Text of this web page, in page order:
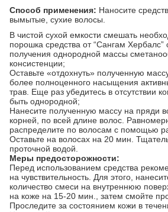
Способ применения: Наносите
вымытые, сухие волосы.
В чистой сухой емкости смешать
порошка средства от “Сангам Хербалс”
получения однородной массы
консистенции;
Оставьте «отдохнуть» полученную
более полноценного насыщения
трав. Еще раз убедитесь в отсутствии
быть однородной;
Нанесите полученную массу на пряди
корней, по всей длине волос.
распределите по волосам с помощью
Оставьте на волосах на 20 мин.
проточной водой.
Меры предосторожности:
Перед использованием средства
на чувствительность. Для этого,
количество смеси на внутреннюю
на коже на 15-20 мин., затем смойте
Проследите за состоянием кожи в